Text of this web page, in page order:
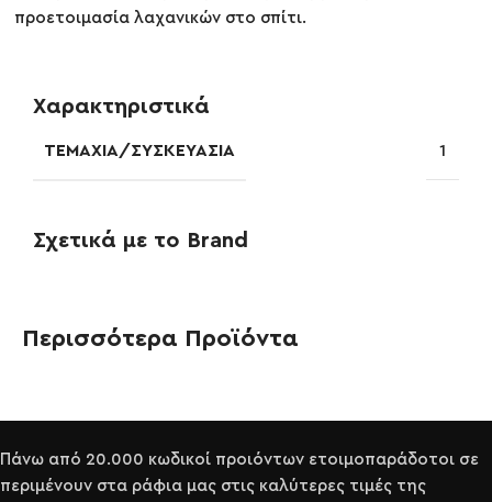
προετοιμασία λαχανικών στο σπίτι.
Χαρακτηριστικά
ΤΕΜΆΧΙΑ/ΣΥΣΚΕΥΑΣΊΑ 1
Σχετικά με το Brand
Περισσότερα Προϊόντα
Πάνω από 20.000 κωδικοί προιόντων ετοιμοπαράδοτοι σε
περιμένουν στα ράφια μας στις καλύτερες τιμές της